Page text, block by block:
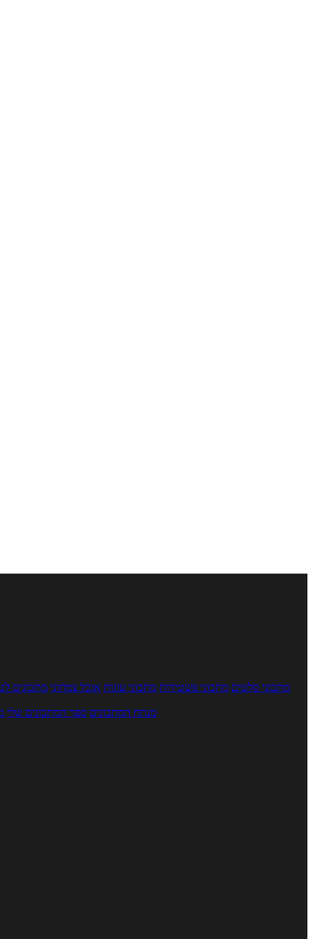
מתכוני סלטים מתכוני פשטידות מתכוני עוגות אוכל צמחוני מתכונים
מנתח המתכונים ספר המתכונים שלי